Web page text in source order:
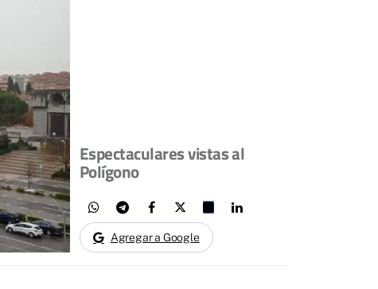
Espectaculares vistas al
Polígono
Agregar a Google